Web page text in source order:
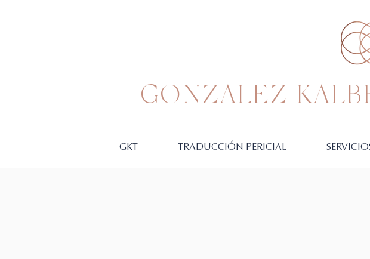
GONZALEZ
GKT TRADUCCIÓN PERICIAL